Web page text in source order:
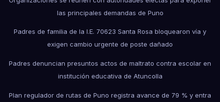
las principales demandas de Puno
Padres de familia de la I.E. 70623 Santa Rosa bloquearon vía y
exigen cambio urgente de poste dañado
Padres denuncian presuntos actos de maltrato contra escolar en
institución educativa de Atuncolla
Plan regulador de rutas de Puno registra avance de 79 % y entra